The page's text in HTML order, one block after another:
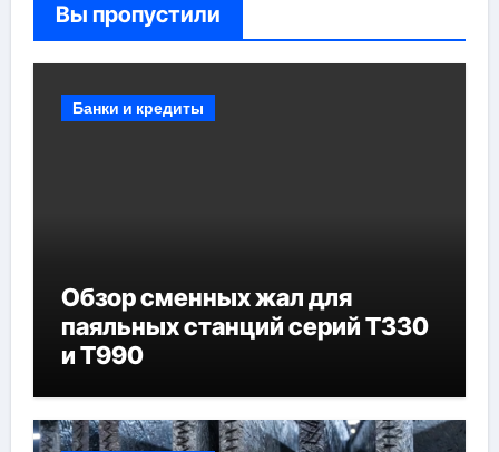
Вы пропустили
Банки и кредиты
Обзор сменных жал для
паяльных станций серий T330
и T990